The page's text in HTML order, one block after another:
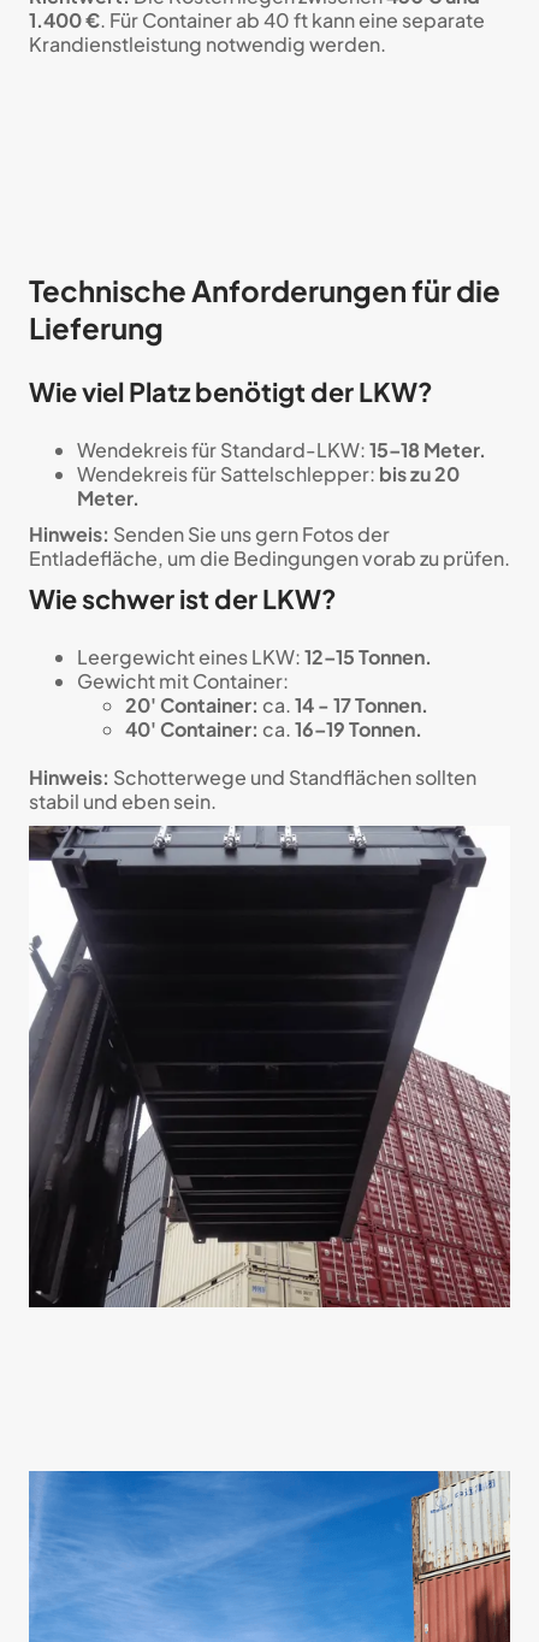
1.400 €. Für Container ab 40 ft kann eine separate
Krandienstleistung notwendig werden.
Technische Anforderungen für die
Lieferung
Wie viel Platz benötigt der LKW?
Wendekreis für Standard-LKW:15–18 Meter.
Wendekreis für Sattelschlepper: bis zu 20
Meter.
Hinweis: Senden Sie uns gern Fotos der
Entladefläche, um die Bedingungen vorab zu prüfen.
Wie schwer ist der LKW?
Leergewicht eines LKW:12–15 Tonnen.
Gewicht mit Container:
20' Container: ca.14 - 17 Tonnen.
40' Container: ca.16–19 Tonnen.
Hinweis: Schotterwege und Standflächen sollten
stabil und eben sein.